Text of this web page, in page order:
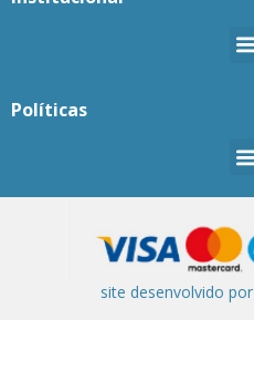
Políticas
site desenvolvido por